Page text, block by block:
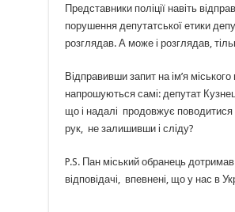
Представники поліції навіть
порушення депутатської етики
розглядав. А може і розглядав,
Відправивши запит на ім’я
напрошуються самі: депутат
що і надалі продовжує поводитися
рук, не залишивши і сліду?
P.S. Пан міський обранець
відповідачі, впевнені, що у нас в